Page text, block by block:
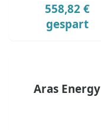
558,82 €
gespart
Aras Energy